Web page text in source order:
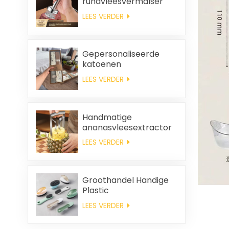
LEES VERDER
Gepersonaliseerde
katoenen
huwelijksbedankjes en
huishoudelijke
poetsdoeken als
cadeauset.
LEES VERDER
Handmatige
ananasvleesextractor
LEES VERDER
Groothandel Handige
Plastic
Reinigingsborstel
LEES VERDER